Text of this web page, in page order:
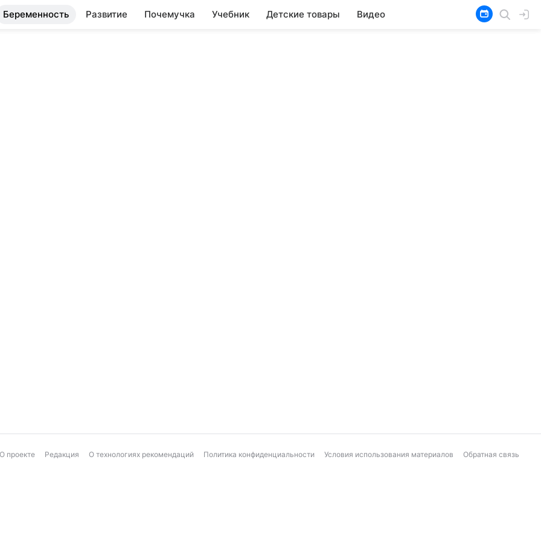
Беременность Развитие Почемучка Учебник Детские товары Видео
О проекте Редакция О технологиях рекомендаций Политика конфиденциальности Условия использования материалов Обратная связь